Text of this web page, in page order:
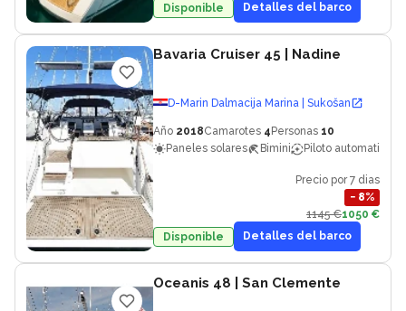
Disponible
Detalles del barco
Bavaria Cruiser 45 | Nadine
D-Marin Dalmacija Marina | Sukošan
Año 2018Camarotes 4 Personas 10
Paneles solares
Bimini Piloto automatico
Precio por 7 dias
− 8%
1145 €1050 €
Disponible
Detalles del barco
Oceanis 48 | San Clemente